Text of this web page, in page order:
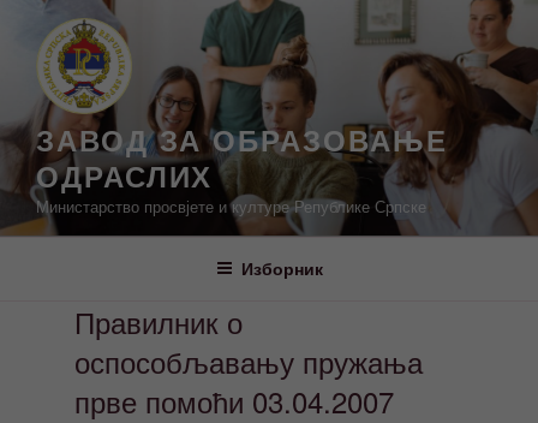
садржај
ЗАВОД ЗА ОБРАЗОВАЊЕ
ОДРАСЛИХ
Министарство просвјете и културе Републике Српске
Изборник
Правилник о
оспособљавању пружања
прве помоћи 03.04.2007